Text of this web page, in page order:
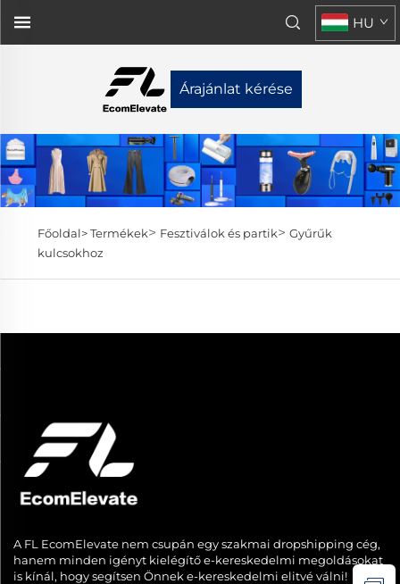
Árajánlat kérése
HU
Főoldal>Termékek> Fesztiválok és partik> Gyűrűk
kulcsokhoz
A FL EcomElevate nem csupán egy szakmai dropshipping cég,
hanem minden igényt kielégítő e-kereskedelmi megoldásokat
is kínál, hogy segítsen Önnek e-kereskedelmi elitvé válni!